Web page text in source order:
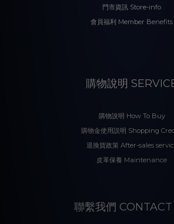
門市資訊 Store-info
會員福利 Member Benefits
購物說明
購物說明 How To Buy
購物金使用説明 Shopping
退換貨政策 After-sales
皮革保養 Maintenance
聯繫我們 CONTACT